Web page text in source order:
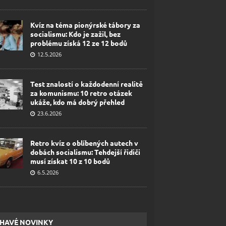
Kvíz na téma pionýrské tábory za
socialismu: Kdo je zažil, bez
problému získá 12 ze 12 bodů
12.5.2026
Test znalostí o každodenní realitě
za komunismu: 10 retro otázek
ukáže, kdo má dobrý přehled
23.6.2026
Retro kvíz o oblíbených autech v
dobách socialismu: Tehdejší řidiči
musí získat 10 z 10 bodů
6.5.2026
NOVINKY